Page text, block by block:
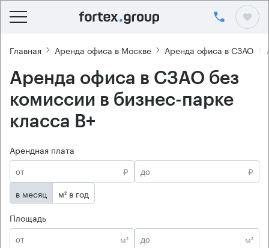
Главная Аренда офиса в Москве Аренда офиса в СЗАО
Аренда офиса в СЗАО без
комиссии в бизнес-парке
класса B+
Арендная плата
₽
₽
в месяц
м² в год
Площадь
м²
м²